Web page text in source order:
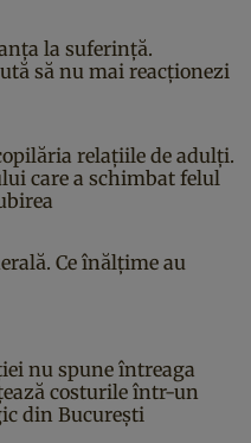
la suferință.
să nu mai reacționezi
relațiile de adulți.
care a schimbat felul
Ce înălțime au
nu spune întreaga
costurile într-un
din București